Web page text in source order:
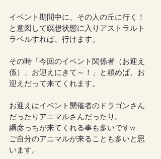
イベント期間中に、その人の丘に行く！
と意図して瞑想状態に入りアストラルト
ラベルすれば、行けます。
その時「今回のイベント関係者（お迎え
係）、お迎えにきて～！」と頼めば、お
迎えだって来てくれます。
お迎えはイベント開催者のドラゴンさん
だったりアニマルさんだったり。
綱彦っちが来てくれる事も多いですw
ご自分のアニマルが来ることも多いと思
います。